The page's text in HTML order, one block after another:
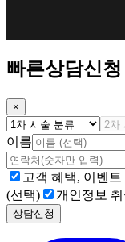
빠른상담신청
×
이름
고객 혜택, 이벤
(선택)
개인정보
상담신청